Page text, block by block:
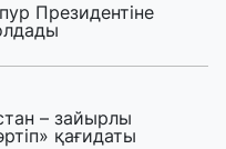
Президентіне
– зайырлы
қағидаты